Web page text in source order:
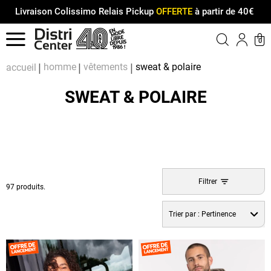
Livraison Colissimo Relais Pickup OFFERTEà partir de 40€
Menu
0
accueil homme vêtements sweat & polaire
SWEAT & POLAIRE
97 produits.
Filtrer
Trier par : Pertinence